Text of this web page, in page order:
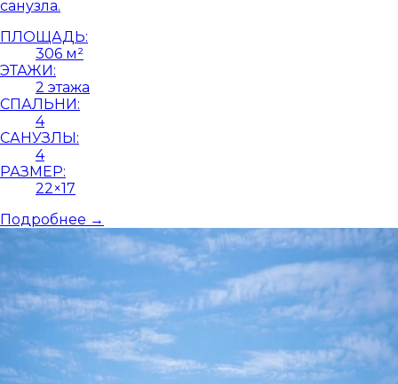
санузла.
ПЛОЩАДЬ:
306 м²
ЭТАЖИ:
2 этажа
СПАЛЬНИ:
4
САНУЗЛЫ:
4
РАЗМЕР:
22×17
Подробнее →